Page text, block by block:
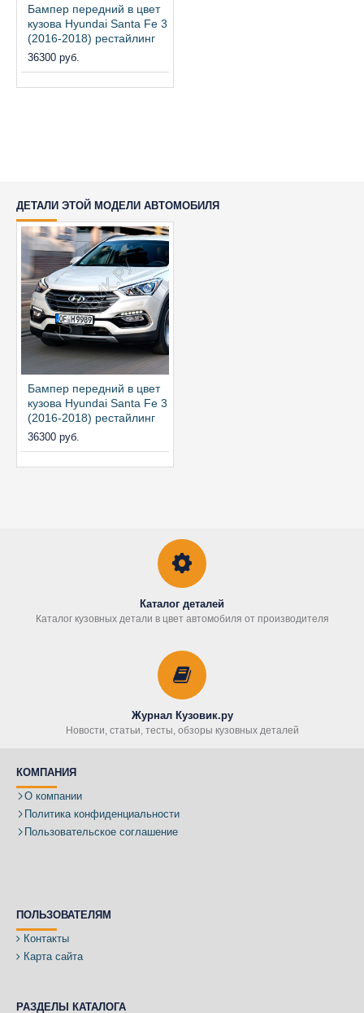
Бампер передний в цвет
кузова Hyundai Santa Fe 3
(2016-2018) рестайлинг
36300 руб.
ДЕТАЛИ ЭТОЙ МОДЕЛИ АВТОМОБИЛЯ
Бампер передний в цвет
кузова Hyundai Santa Fe 3
(2016-2018) рестайлинг
36300 руб.
Каталог деталей
Каталог кузовных детали в цвет автомобиля от производителя
Журнал Кузовик.ру
Новости, статьи, тесты, обзоры кузовных деталей
КОМПАНИЯ
О компании
Политика конфиденциальности
Пользовательское соглашение
ПОЛЬЗОВАТЕЛЯМ
Контакты
Карта сайта
РАЗДЕЛЫ КАТАЛОГА